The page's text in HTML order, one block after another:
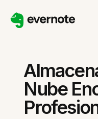
Nube